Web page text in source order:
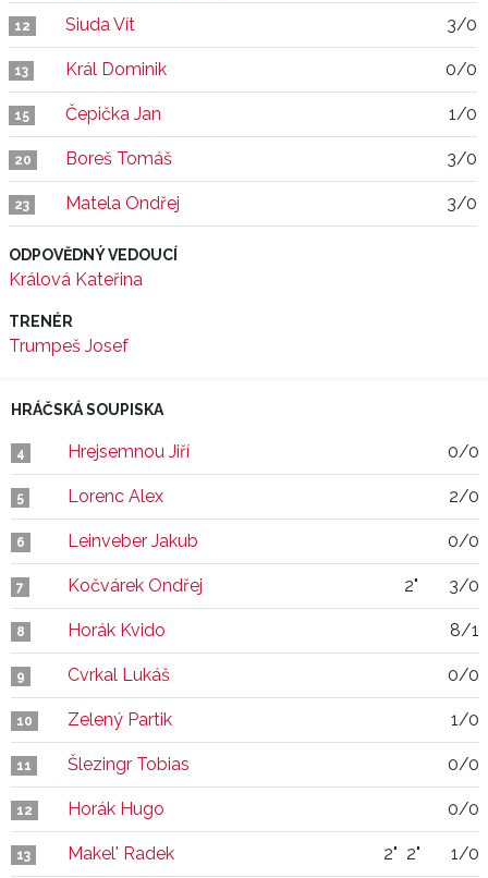
12 Siuda Vít 3/0
13 Král Dominik 0/0
15 Čepička Jan 1/0
20 Boreš Tomáš 3/0
23 Matela Ondřej 3/0
ODPOVĚDNÝ VEDOUCÍ
Králová Kateřina
TRENÉR
Trumpeš Josef
HRÁČSKÁ SOUPISKA
4 Hrejsemnou Jiří 0/0
5 Lorenc Alex 2/0
6 Leinveber Jakub 0/0
7 Kočvárek Ondřej 2" 3/0
8 Horák Kvido 8/1
9 Cvrkal Lukáš 0/0
10 Zelený Partik 1/0
11 Šlezingr Tobias 0/0
12 Horák Hugo 0/0
13 Makel' Radek 2" 2" 1/0